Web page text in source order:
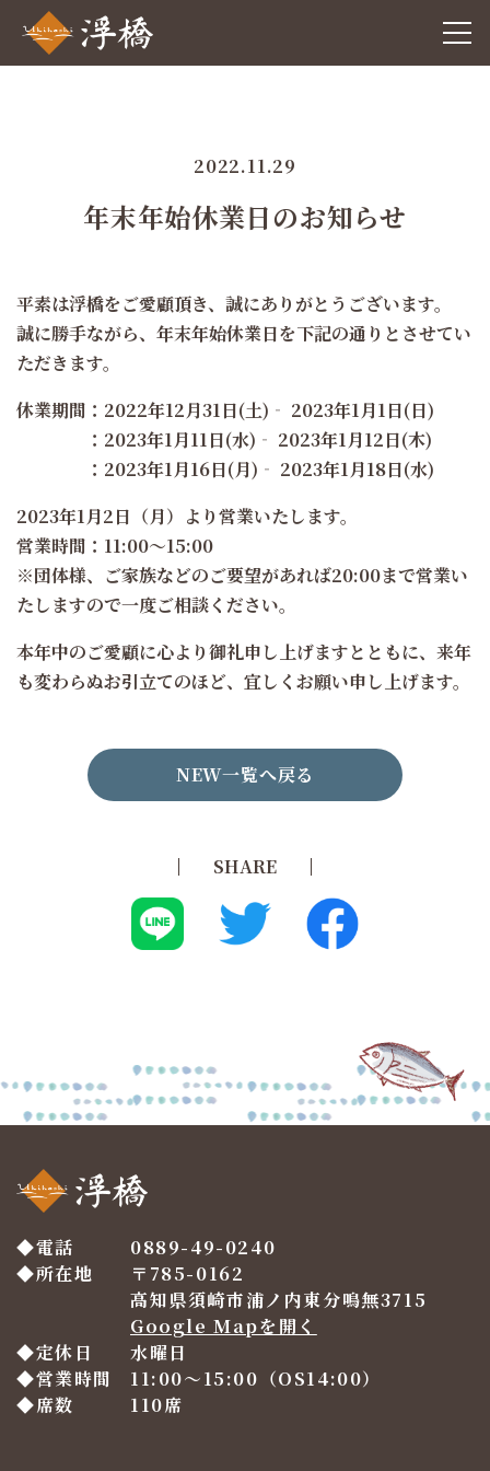
2022.11.29
年末年始休業日のお知らせ
平素は浮橋をご愛顧頂き、誠にありがとうございます。
誠に勝手ながら、年末年始休業日を下記の通りとさせてい
ただきます。
休業期間：2022年12月31日(土)‐ 2023年1月1日(日)
：2023年1月11日(水)‐ 2023年1月12日(木)
：2023年1月16日(月)‐ 2023年1月18日(水)
2023年1月2日（月）より営業いたします。
営業時間：11:00～15:00
※団体様、ご家族などのご要望があれば20:00まで営業い
たしますので一度ご相談ください。
本年中のご愛顧に心より御礼申し上げますとともに、来年
も変わらぬお引立てのほど、宜しくお願い申し上げます。
NEW一覧へ戻る
SHARE
電話
0889-49-0240
所在地
〒785-0162
高知県須崎市浦ノ内東分鳴無3715
Google Mapを開く
定休日
水曜日
営業時間
11:00〜15:00（OS14:00）
席数
110席